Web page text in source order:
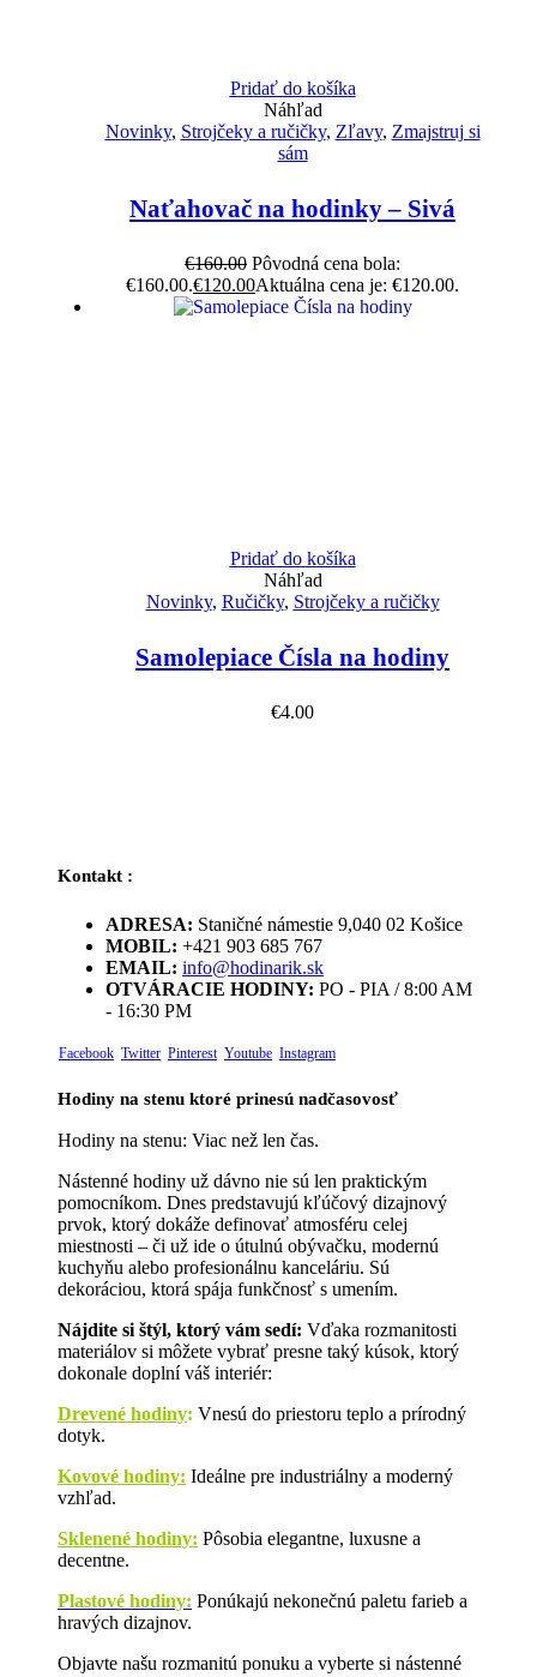
Pridať do košíka
Náhľad
Novinky, Strojčeky a ručičky, Zľavy, Zmajstruj si
sám
Naťahovač na hodinky – Sivá
€160.00 Pôvodná cena bola:
€160.00.€120.00Aktuálna cena je: €120.00.
Pridať do košíka
Náhľad
Novinky, Ručičky, Strojčeky a ručičky
Samolepiace Čísla na hodiny
€4.00
Kontakt :
ADRESA: Staničné námestie 9,040 02 Košice
MOBIL: +421 903 685 767
EMAIL: info@hodinarik.sk
OTVÁRACIE HODINY: PO - PIA / 8:00 AM
- 16:30 PM
Facebook Twitter Pinterest Youtube Instagram
Hodiny na stenu ktoré prinesú nadčasovosť
Hodiny na stenu: Viac než len čas.
Nástenné hodiny už dávno nie sú len praktickým
pomocníkom. Dnes predstavujú kľúčový dizajnový
prvok, ktorý dokáže definovať atmosféru celej
miestnosti – či už ide o útulnú obývačku, modernú
kuchyňu alebo profesionálnu kanceláriu. Sú
dekoráciou, ktorá spája funkčnosť s umením.
Nájdite si štýl, ktorý vám sedí: Vďaka rozmanitosti
materiálov si môžete vybrať presne taký kúsok, ktorý
dokonale doplní váš interiér:
Drevené hodiny: Vnesú do priestoru teplo a prírodný
dotyk.
Kovové hodiny: Ideálne pre industriálny a moderný
vzhľad.
Sklenené hodiny: Pôsobia elegantne, luxusne a
decentne.
Plastové hodiny: Ponúkajú nekonečnú paletu farieb a
hravých dizajnov.
Objavte našu rozmanitú ponuku a vyberte si nástenné